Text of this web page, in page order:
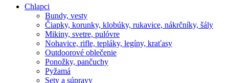
Chlapci
Bundy, vesty
Čiapky, korunky, klobúky, rukavice, nákrčníky, šály
Mikiny, svetre, pulóvre
Nohavice, rifle, tepláky, legíny, kraťasy
Outdoorové oblečenie
Ponožky, pančuchy
Pyžamá
Sety a súpravy